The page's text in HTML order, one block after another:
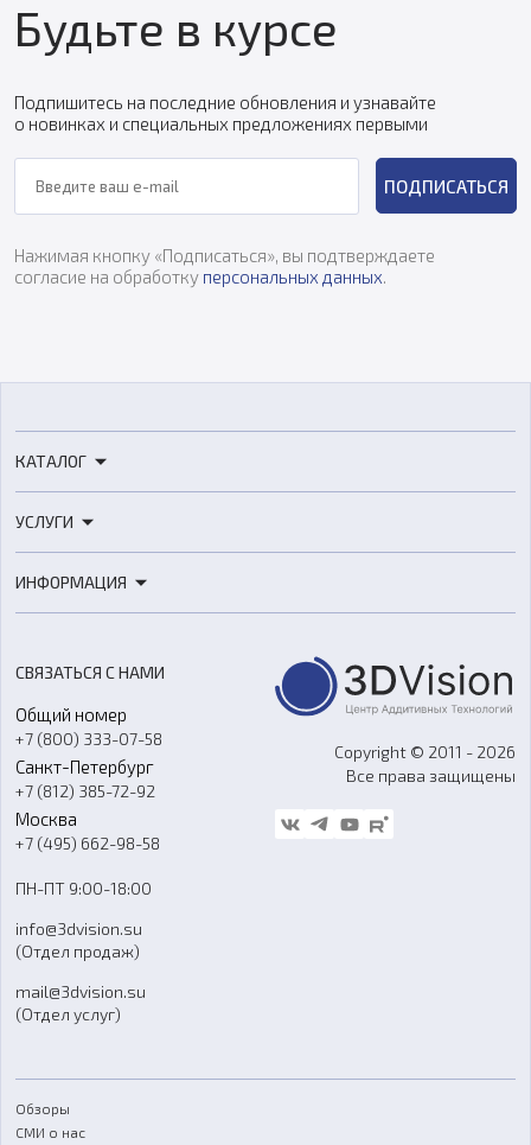
Будьте в курсе
Подпишитесь на последние обновления и узнавайте
о новинках и специальных предложениях первыми
ПОДПИСАТЬСЯ
Нажимая кнопку «Подписаться», вы подтверждаете
согласие на обработку персональных данных.
КАТАЛОГ
3D-сканеры
Расходные материалы
Оборудование и материалы для вакуумного литья
Аксессуары и прочее оборудование
Программное обеспечение
УСЛУГИ
3D-моделирование
Ремонт и услуги
ИНФОРМАЦИЯ
О компании
Контакты
Гос. закупки
Стать дилером
Блог
FAQ
СВЯЗАТЬСЯ С НАМИ
Общий номер
+7 (800) 333-07-58
Санкт-Петербург
+7 (812) 385-72-92
Москва
+7 (495) 662-98-58
ПН-ПТ 9:00-18:00
info@3dvision.su
(Отдел продаж)
mail@3dvision.su
(Отдел услуг)
Copyright © 2011 - 2026
Все права защищены
Обзоры
СМИ о нас